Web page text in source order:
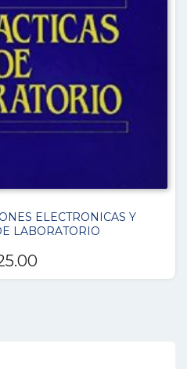
ELECTRONICAS Y
LABORATORIO